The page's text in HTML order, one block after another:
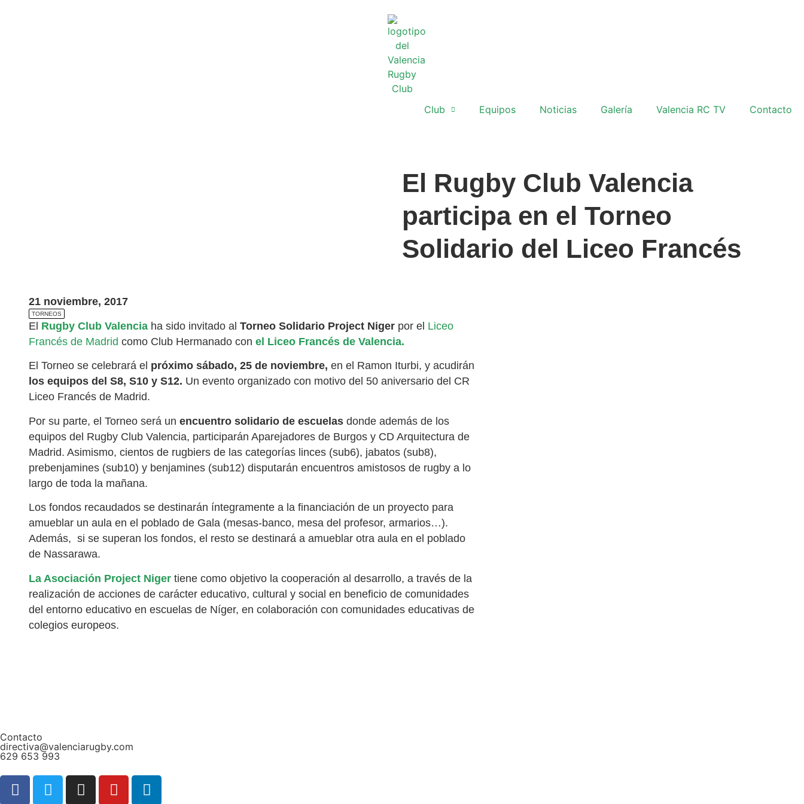
Club Equipos Noticias Galería Valencia RC TV Contacto
El Rugby Club Valencia
participa en el Torneo
Solidario del Liceo Francés
21 noviembre, 2017
TORNEOS
El Rugby Club Valencia ha sido invitado al Torneo Solidario Project Niger por el Liceo
Francés de Madrid como Club Hermanado con el Liceo Francés de Valencia.
El Torneo se celebrará el próximo sábado, 25 de noviembre, en el Ramon Iturbi, y acudirán
los equipos del S8, S10 y S12. Un evento organizado con motivo del 50 aniversario del CR
Liceo Francés de Madrid.
Por su parte, el Torneo será un encuentro solidario de escuelas donde además de los
equipos del Rugby Club Valencia, participarán Aparejadores de Burgos y CD Arquitectura de
Madrid. Asimismo, cientos de rugbiers de las categorías linces (sub6), jabatos (sub8),
prebenjamines (sub10) y benjamines (sub12) disputarán encuentros amistosos de rugby a lo
largo de toda la mañana.
Los fondos recaudados se destinarán íntegramente a la financiación de un proyecto para
amueblar un aula en el poblado de Gala (mesas-banco, mesa del profesor, armarios…).
Además, si se superan los fondos, el resto se destinará a amueblar otra aula en el poblado
de Nassarawa.
La Asociación Project Niger tiene como objetivo la cooperación al desarrollo, a través de la
realización de acciones de carácter educativo, cultural y social en beneficio de comunidades
del entorno educativo en escuelas de Níger, en colaboración con comunidades educativas de
colegios europeos.
Contacto
directiva@valenciarugby.com
629 653 993